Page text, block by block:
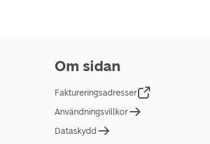
Om sidan
Faktureringsadresser
Användningsvillkor
Dataskydd